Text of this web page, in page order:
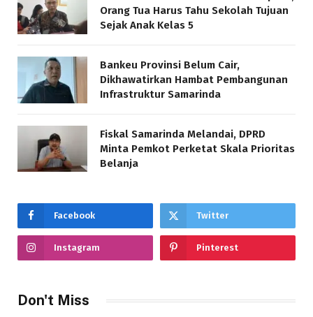
Orang Tua Harus Tahu Sekolah Tujuan
Sejak Anak Kelas 5
Bankeu Provinsi Belum Cair,
Dikhawatirkan Hambat Pembangunan
Infrastruktur Samarinda
Fiskal Samarinda Melandai, DPRD
Minta Pemkot Perketat Skala Prioritas
Belanja
Facebook Twitter
Instagram Pinterest
Don't Miss